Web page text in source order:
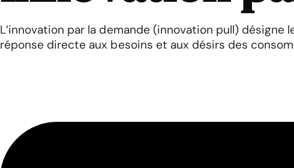
L’innovation par la demande (innovation pull)
réponse directe aux besoins et aux désirs des